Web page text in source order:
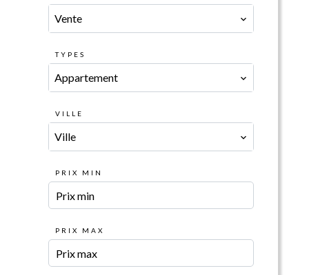
Vente
TYPES
Appartement
VILLE
Ville
PRIX MIN
PRIX MAX